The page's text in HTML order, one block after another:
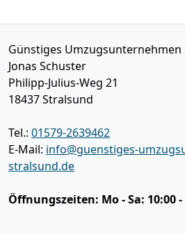
Günstiges Umzugsunternehmen
Jonas Schuster
Philipp-Julius-Weg 21
18437Stralsund
Tel.: 01579-2639462
E-Mail: info@guenstiges-
stralsund.de
Öffnungszeiten: Mo - Sa: 10:00